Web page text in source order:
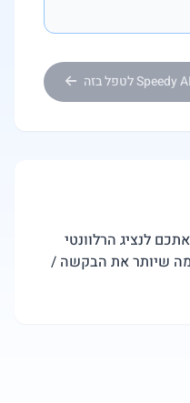
לנציג הרלוונטי
שיותר את הבקשה /